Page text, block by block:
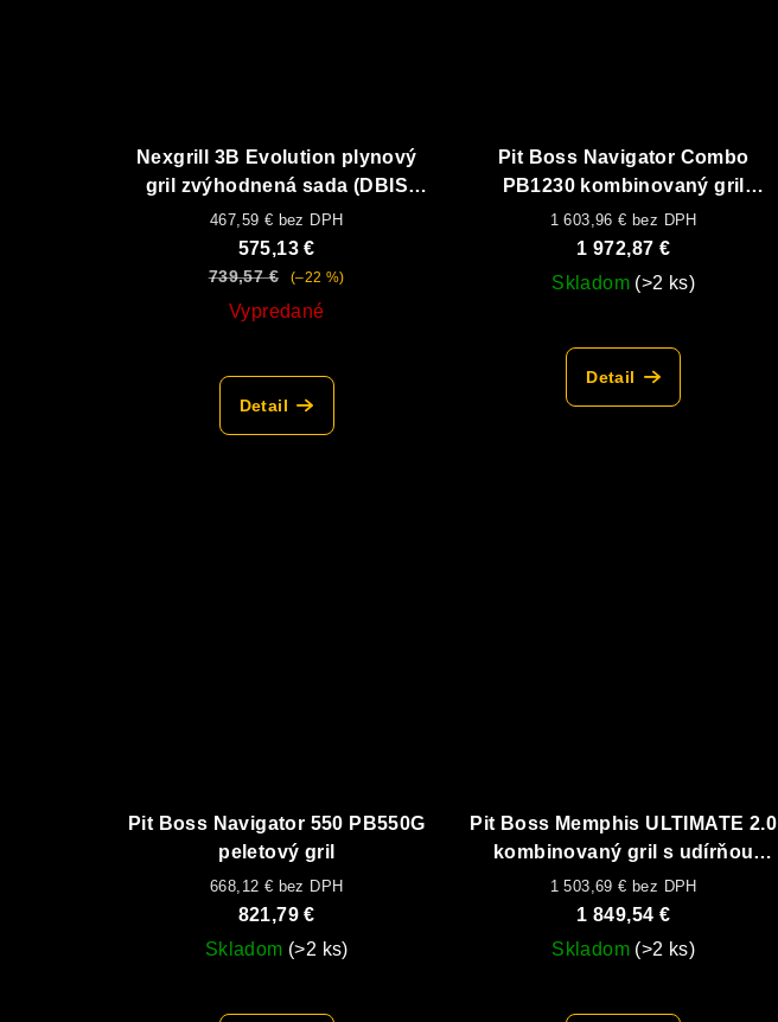
Nexgrill 3B Evolution plynový
gril zvýhodnená sada (DBIS
systém)
467,59 € bez DPH
575,13 €
739,57 € (–22 %)
Vypredané
Detail
Pit Boss Navigator Combo
PB1230 kombinovaný gril
(pelety + plyn)
1 603,96 € bez DPH
1 972,87 €
Skladom (>2 ks)
Detail
Pit Boss Navigator 550 PB550G
peletový gril
668,12 € bez DPH
821,79 €
Skladom (>2 ks)
Pit Boss Memphis ULTIMATE 2.0
kombinovaný gril s udírňou
(plyn + uhlie + elektrická
udiareň)
1 503,69 € bez DPH
1 849,54 €
Skladom (>2 ks)